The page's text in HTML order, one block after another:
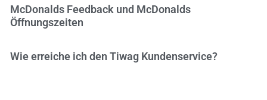
McDonalds Feedback und McDonalds
Öffnungszeiten
Wie erreiche ich den Tiwag Kundenservice?